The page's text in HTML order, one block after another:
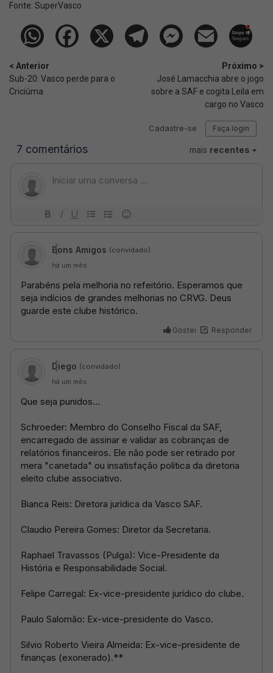
Fonte: SuperVasco‎‎‎‎‎‎
< Anterior
Sub-20: Vasco perde para o
Criciúma
Próximo >
José Lamacchia abre o jogo
sobre a SAF e cogita Leila em
cargo no Vasco